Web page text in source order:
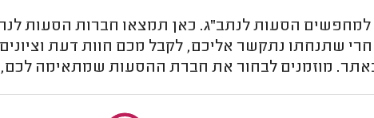
למחפשים הסעות לנתב"ג. כאן תמצאו חברות הסעות
שתנחתו נתקשר אליכם, לקבל מכם חוות דעת
באתר. מוזמנים לבחור את חברת ההסעות שמתאימה